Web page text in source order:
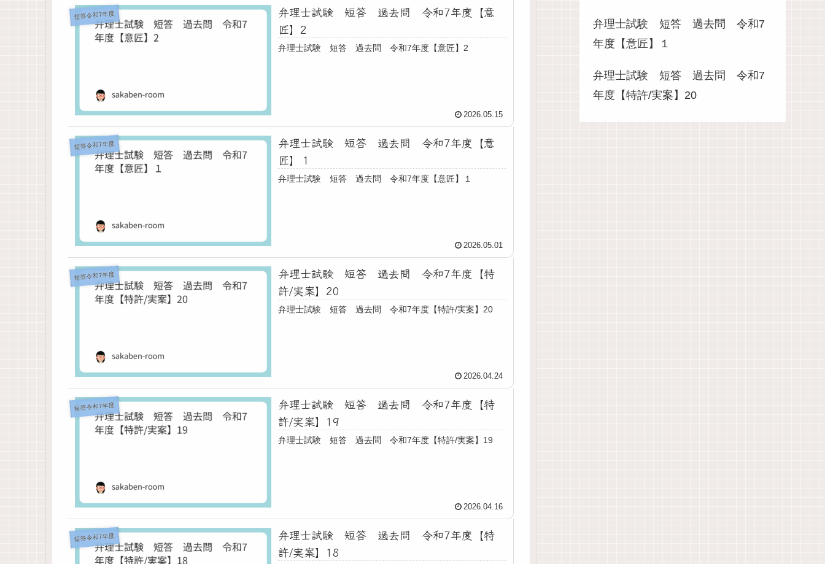
短答令和7年度
弁理士試験 短答 過去問 令和7年度【意
匠】2
弁理士試験 短答 過去問 令和7年度【意匠】2
2026.05.15
短答令和7年度
弁理士試験 短答 過去問 令和7年度【意
匠】１
弁理士試験 短答 過去問 令和7年度【意匠】１
2026.05.01
短答令和7年度
弁理士試験 短答 過去問 令和7年度【特
許/実案】20
弁理士試験 短答 過去問 令和7年度【特許/実案】20
2026.04.24
短答令和7年度
弁理士試験 短答 過去問 令和7年度【特
許/実案】19
弁理士試験 短答 過去問 令和7年度【特許/実案】19
2026.04.16
短答令和7年度
弁理士試験 短答 過去問 令和7年度【特
許/実案】18
弁理士試験 短答 過去問 令和7
年度【意匠】１
弁理士試験 短答 過去問 令和7
年度【特許/実案】20